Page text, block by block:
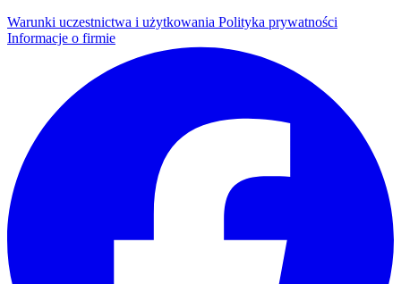
Warunki uczestnictwa i użytkowania Polityka prywatności
Informacje o firmie